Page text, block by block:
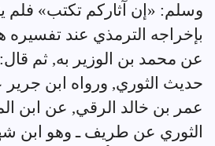
وسلم: «إن آثاركم تكتب» فلم
بإخراجه الترمذي عند تفسيره
عن محمد بن الوزير به, ثم
حديث الثوري, ورواه ابن
عمر بن خالد الرقي, عن ابن
الثوري عن طريف ـ وهو ابن